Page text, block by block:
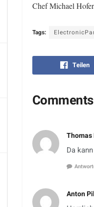
Chef Michael
Tags:
Teilen
Comments
Thomas
Da
Anton